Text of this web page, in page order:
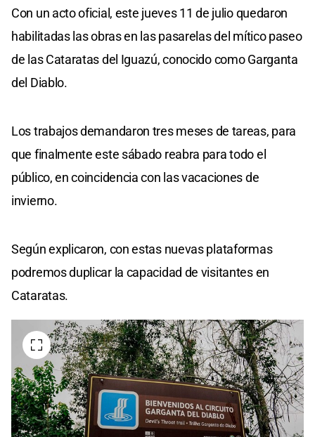
Con un acto oficial, este jueves 11 de julio quedaron
habilitadas las obras en las pasarelas del mítico paseo
de las Cataratas del Iguazú, conocido como Garganta
del Diablo.
Los trabajos demandaron tres meses de tareas, para
que finalmente este sábado reabra para todo el
público, en coincidencia con las vacaciones de
invierno.
Según explicaron, con estas nuevas plataformas
podremos duplicar la capacidad de visitantes en
Cataratas.